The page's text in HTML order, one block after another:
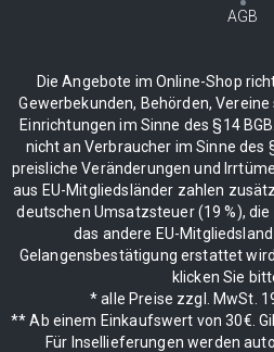
AGB
Die Angebote im Online-Shop
Gewerbekunden, Behörden,
Einrichtungen im Sinne des §14
nicht an Verbraucher im Sinne des
preisliche Veränderungen und
aus EU-Mitgliedsländer zahlen
deutschen Umsatzsteuer (19 %), die
das andere EU-
Gelangensbestätigung erstattet
klicken Sie
* alle Preise zzgl. MwSt.
** Ab einem Einkaufswert von 30€.
Für Insellieferungen werden